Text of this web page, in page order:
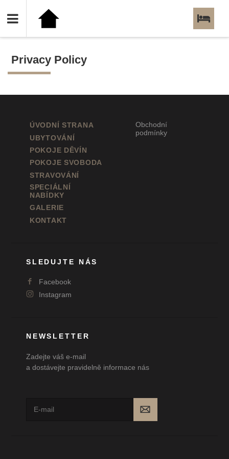
Privacy Policy
ÚVODNÍ STRANA
UBYTOVÁNÍ
POKOJE DĚVÍN
POKOJE SVOBODA
STRAVOVÁNÍ
SPECIÁLNÍ
NABÍDKY
GALERIE
KONTAKT
Obchodní
podmínky
SLEDUJTE NÁS
Facebook
Instagram
NEWSLETTER
Zadejte váš e-mail
a dostávejte pravidelně informace nás